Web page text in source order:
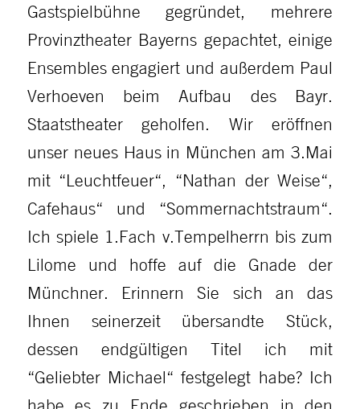
Gastspielbühne gegründet, mehrere
Provinztheater Bayerns gepachtet, einige
Ensembles engagiert und außerdem Paul
Verhoeven beim Aufbau des Bayr.
Staatstheater geholfen. Wir eröffnen
unser neues Haus in München am 3.Mai
mit “Leuchtfeuer“, “Nathan der Weise“,
Cafehaus“ und “Sommernachtstraum“.
Ich spiele 1.Fach v.Tempelherrn bis zum
Lilome und hoffe auf die Gnade der
Münchner. Erinnern Sie sich an das
Ihnen seinerzeit übersandte Stück,
dessen endgültigen Titel ich mit
“Geliebter Michael“ festgelegt habe? Ich